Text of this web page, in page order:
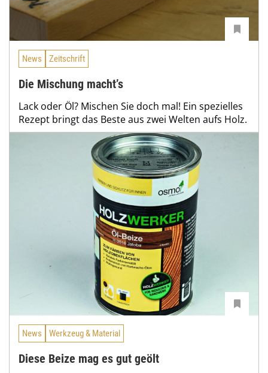
News Zeitschrift
Die Mischung macht’s
Lack oder Öl? Mischen Sie doch mal! Ein spezielles
Rezept bringt das Beste aus zwei Welten aufs Holz.
News Werkzeug & Material
Diese Beize mag es gut geölt